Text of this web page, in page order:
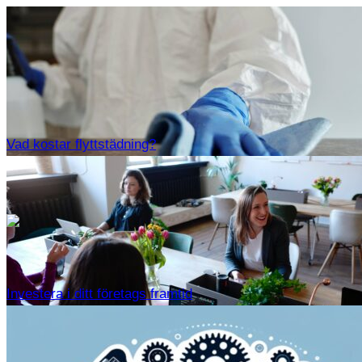
Vad kostar flyttstädning?
Investera i ditt företags framtid
Inspelningsbar dvd med
hårddisk elgiganten
http s://www.elgiganten.se › … › Blu-ray & DVD-spelare